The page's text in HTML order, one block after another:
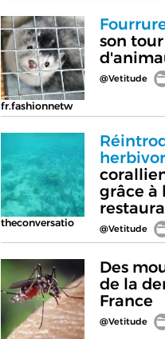
fr.fashionnetw
son
@Vetitude
theconversatio
grâce à
@Vetitude
Des
de la
France
@Vetitude